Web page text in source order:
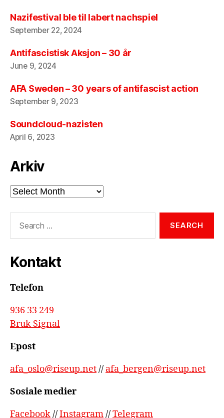
Nazifestival ble til labert nachspiel
September 22, 2024
Antifascistisk Aksjon – 30 år
June 9, 2024
AFA Sweden – 30 years of antifascist action
September 9, 2023
Soundcloud-nazisten
April 6, 2023
Arkiv
Arkiv
Kontakt
Telefon
936 33 249
Bruk Signal
Epost
afa_oslo@riseup.net// afa_bergen@riseup.net
Sosiale medier
Facebook//Instagram//Telegram